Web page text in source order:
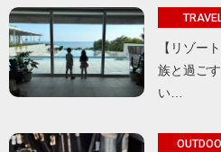
【リゾー
族と過ご
い…